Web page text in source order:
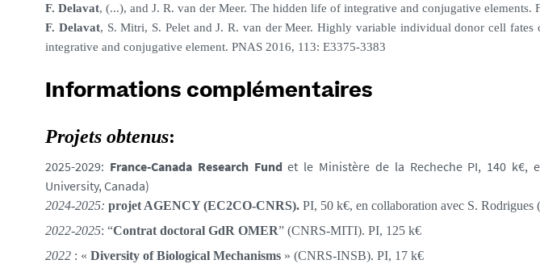
F. Delavat, (...), and J. R. van der Meer. The hidden life of integrative and conjugative
F. Delavat, S. Mitri, S. Pelet and J. R. van der Meer. Highly variable individual donor cell fates
integrative and conjugative element. PNAS 2016, 113: E3375-3383
Informations complémentaires
Projets obtenus:
2025-2029: France-Canada Research Fundet le Ministère de la Recheche PI, 140 k€,
University, Canada)
2024-2025: projet AGENCY (EC2CO-CNRS). PI, 50 k€, en collaboration avec S.
2022-2025: “Contrat doctoral GdR OMER” (CNRS-MITI). PI, 125 k€
2022 : « Diversity of Biological Mechanisms » (CNRS-INSB). PI, 17 k€